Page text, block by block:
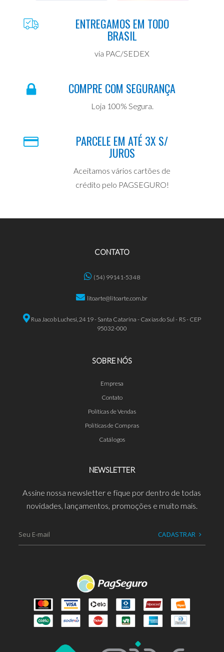
ENTREGAMOS EM TODO
BRASIL
via PAC/SEDEX
COMPRE COM SEGURANÇA
Loja 100% Segura.
PARCELE EM ATÉ 3X S/
JUROS
Aceitamos vários cartões de
crédito pelo PAGSEGURO!
CONTATO
(54) 99141-5348
litoarte@litoarte.com.br
Rua Jacob Luchesi, 2419 - Santa Catarina - Caxias do Sul - RS - CEP
95032-000
SOBRE NÓS
Empresa
Contato
Políticas de Vendas
Políticas de Compras
Catálogos
NEWSLETTER
Assine nossa newsletter e fique por dentro de todas
novidades, lançamentos, promoções e muito mais.
CADASTRAR